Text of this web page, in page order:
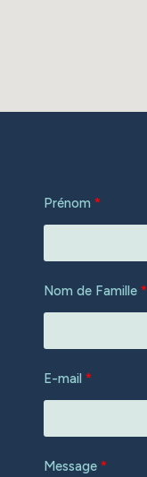
Prénom
Nom de Famille
E-mail
Message